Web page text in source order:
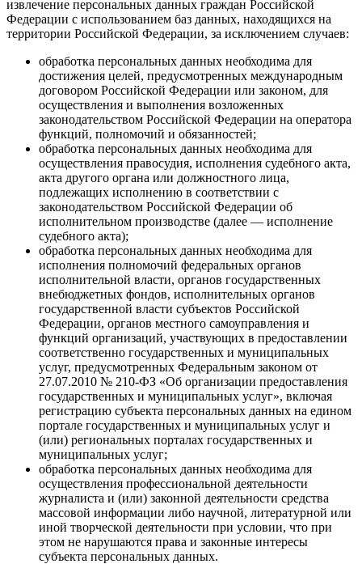
извлечение персональных данных граждан Российской
Федерации с использованием баз данных, находящихся на
территории Российской Федерации, за исключением случаев:
обработка персональных данных необходима для
достижения целей, предусмотренных международным
договором Российской Федерации или законом, для
осуществления и выполнения возложенных
законодательством Российской Федерации на оператора
функций, полномочий и обязанностей;
обработка персональных данных необходима для
осуществления правосудия, исполнения судебного акта,
акта другого органа или должностного лица,
подлежащих исполнению в соответствии с
законодательством Российской Федерации об
исполнительном производстве (далее — исполнение
судебного акта);
обработка персональных данных необходима для
исполнения полномочий федеральных органов
исполнительной власти, органов государственных
внебюджетных фондов, исполнительных органов
государственной власти субъектов Российской
Федерации, органов местного самоуправления и
функций организаций, участвующих в предоставлении
соответственно государственных и муниципальных
услуг, предусмотренных Федеральным законом от
27.07.2010 № 210-ФЗ «Об организации предоставления
государственных и муниципальных услуг», включая
регистрацию субъекта персональных данных на едином
портале государственных и муниципальных услуг и
(или) региональных порталах государственных и
муниципальных услуг;
обработка персональных данных необходима для
осуществления профессиональной деятельности
журналиста и (или) законной деятельности средства
массовой информации либо научной, литературной или
иной творческой деятельности при условии, что при
этом не нарушаются права и законные интересы
субъекта персональных данных.